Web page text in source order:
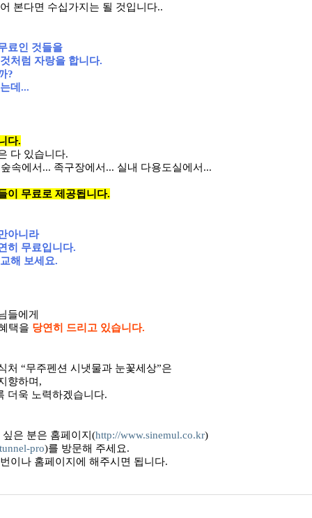
본다면 수십가지는 될 것입니다..
료인 것들을
처럼 자랑을 합니다.
?
데...
다.
다 있습니다.
속에서... 족구장에서... 실내 다용도실에서...
이 무료로 제공됩니다.
아니라
히 무료입니다.
해 보세요.
들에게
택을 당연히 드리고 있습니다.
처 “무주펜션 시냇물과 눈꽃세상”은
향하며,
더욱 노력하겠습니다.
은 분은 홈페이지(http://www.sinemul.co.kr)
pro)를 방문해 주세요.
이나 홈페이지에 해주시면 됩니다.